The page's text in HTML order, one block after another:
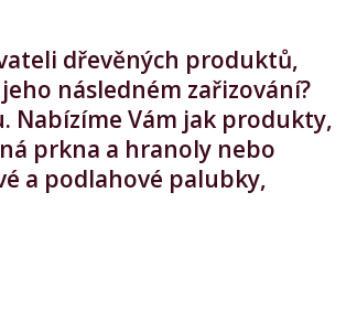
dřevěných produktů,
následném zařizování?
Nabízíme Vám jak produkty,
prkna a hranoly nebo
a podlahové palubky,